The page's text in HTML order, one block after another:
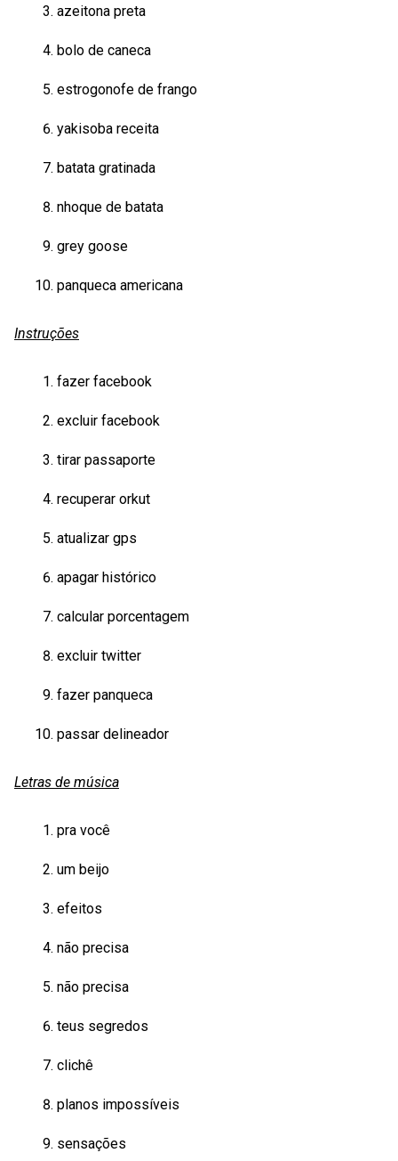
azeitona preta
bolo de caneca
estrogonofe de frango
yakisoba receita
batata gratinada
nhoque de batata
grey goose
panqueca americana
Instruções
fazer facebook
excluir facebook
tirar passaporte
recuperar orkut
atualizar gps
apagar histórico
calcular porcentagem
excluir twitter
fazer panqueca
passar delineador
Letras de música
pra você
um beijo
efeitos
não precisa
não precisa
teus segredos
clichê
planos impossíveis
sensações